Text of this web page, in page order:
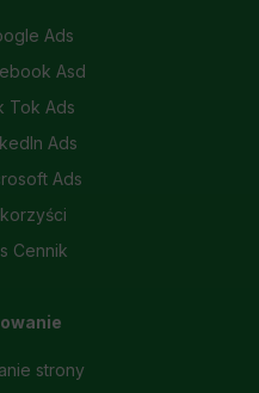
Ads
Asd
Tok Ads
Ads
Ads
Cennik
strony